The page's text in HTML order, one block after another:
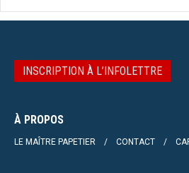
INSCRIPTION À L’INFOLETTRE
À PROPOS
LE MAÎTRE PAPETIER CONTACT